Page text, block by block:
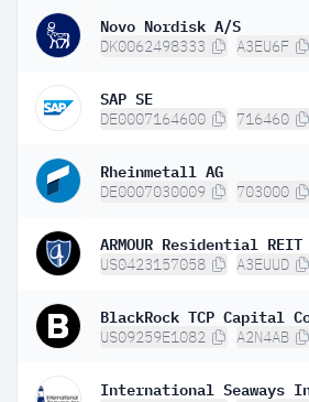
Novo Nordisk A/S
DK0062498333 A3EU6F
SAP SE
DE0007164600 716460
Rheinmetall AG
DE0007030009 703000
ARMOUR Residential
US0423157058 A3EUUD
BlackRock TCP Capital
US09259E1082 A2N4AB
International Seaways